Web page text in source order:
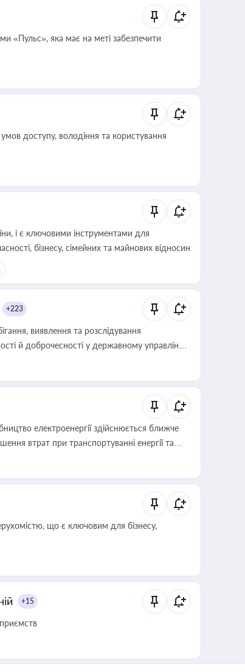
«Пульс», яка має на меті забезпечити
доступу, володіння та користування
і є ключовими інструментами для
бізнесу, сімейних та майнових відносин
+223
виявлення та розслідування
й доброчесності у державному управлінні
електроенергії здійснюється ближче
втрат при транспортуванні енергії та
що є ключовим для бізнесу,
+15